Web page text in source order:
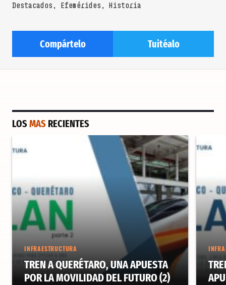
Destacados , Efemérides , Historia
Compártelo Tuitéalo
LOSMAS RECIENTES
INFRAESTRUCTURA
TREN A QUERÉTARO, UNA APUESTA
POR LA MOVILIDAD DEL FUTURO (2)